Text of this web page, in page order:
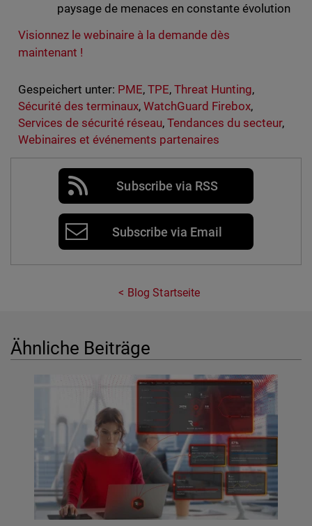
paysage de menaces en constante évolution
Visionnez le webinaire à la demande dès
maintenant !
Gespeichert unter: PME, TPE,Threat Hunting,
Sécurité des terminaux, WatchGuard Firebox,
Services de sécurité réseau, Tendances du secteur,
Webinaires et événements partenaires
Subscribe via RSS
Subscribe via Email
Blog Startseite
Ähnliche Beiträge